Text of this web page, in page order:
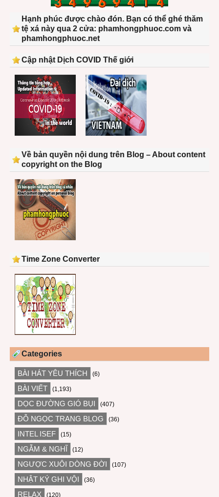
Hạnh phúc được chào đón. Bạn có thể ghé thăm
tệ xá này qua 2 cửa: phamhongphuoc.com và
phamhongphuoc.net
Cập nhật Dịch COVID Thế giới
Về bản quyền nội dung trên Blog – About content
copyright on the Blog
Time Zone Converter
Categories
BÀI HÁT YÊU THÍCH (6)
BÀI VIẾT (1,193)
DỌC ĐƯỜNG GIÓ BỤI (407)
ĐỖ NGỌC TRANG BLOG (36)
INTEL ISEF (15)
NGẪM & NGHĨ (12)
NGƯỢC XUÔI DÒNG ĐỜI (107)
NHẬT KÝ GHI VỘI (36)
RELAX (120)